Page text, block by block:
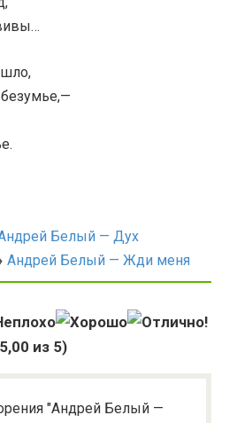
Белый — Дух
Андрей Белый — Жди меня
5,00 из 5)
"Андрей Белый —